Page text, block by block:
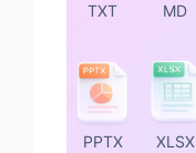
TXT MD
PPTX XLSX